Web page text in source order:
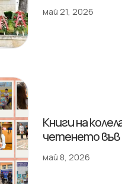
май 21, 2026
Книги на
четенето във
май 8, 2026